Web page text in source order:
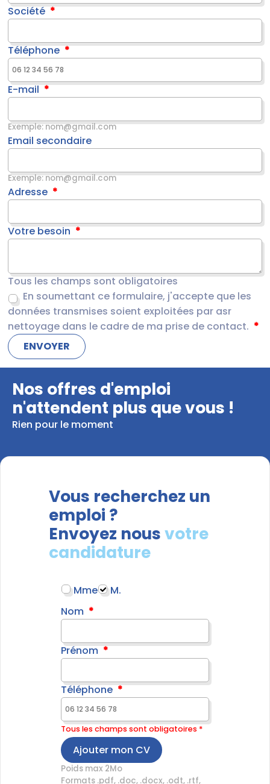
Société
Téléphone
E-mail
Exemple: nom@gmail.com
Email secondaire
Exemple: nom@gmail.com
Adresse
Votre besoin
Tous les champs sont obligatoires
En soumettant ce formulaire, j'accepte que les
données transmises soient exploitées par asr
nettoyage dans le cadre de ma prise de contact.
Nos offres d'emploi
n'attendent plus que vous !
Rien pour le moment
Vous recherchez un
emploi ?
Envoyez nousvotre
candidature
Mme
M.
Nom
Prénom
Téléphone
Tous les champs sont obligatoires *
Ajouter mon CV
Poids max 2Mo
Formats .pdf, .doc, .docx, .odt, .rtf,